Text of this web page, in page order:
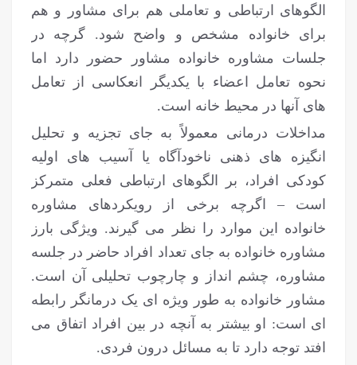
الگوهای ارتباطی و تعاملی هم برای مشاور و هم
برای خانواده مشخص و واضح شود. گرچه در
جلسات مشاوره خانواده مشاور حضور دارد اما
نحوه تعامل اعضاء با یکدیگر انعکاسی از تعامل
های آنها در محیط خانه است.
مداخلات درمانی معمولاً به جای تجزیه و تحلیل
انگیزه های ذهنی ناخودآگاه یا آسیب های اولیه
کودکی افراد، بر الگوهای ارتباطی فعلی متمرکز
است – اگرچه برخی از رویکردهای مشاوره
خانواده این موارد را نظر می گیرند. ویژگی بارز
مشاوره خانواده به جای تعداد افراد حاضر در جلسه
مشاوره، چشم انداز و چارچوب تحلیلی آن است.
مشاور خانواده به طور ویژه ای یک درمانگر رابطه
ای است: او بیشتر به آنچه در بین افراد اتفاق می
افتد توجه دارد تا به مسائل درون فردی.